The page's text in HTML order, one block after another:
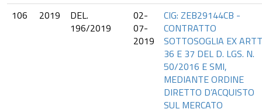
106
2019
DEL.
196/2019
02-
07-
2019
CIG: ZEB29144CB -
CONTRATTO
SOTTOSOGLIA EX
36 E 37 DEL D. LGS. N.
50/2016 E SMI,
MEDIANTE ORDINE
DIRETTO D’ACQUISTO
SUL MERCATO